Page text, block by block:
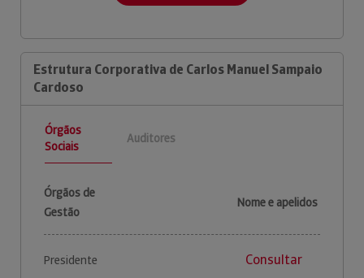
Estrutura Corporativa de Carlos Manuel Sampaio
Cardoso
Órgãos
Sociais
Auditores
Órgãos de
Gestão
Nome e apelidos
Presidente Consultar